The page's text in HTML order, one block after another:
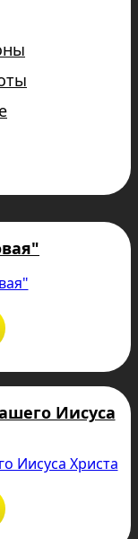
Иисуса